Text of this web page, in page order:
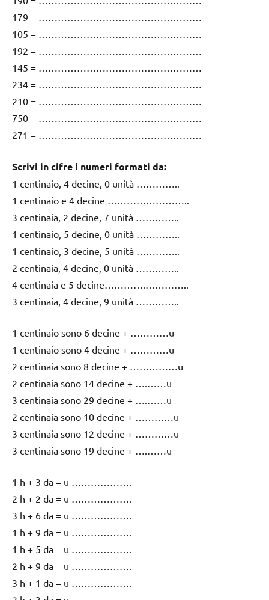
179 = ……………………………………………
105 = ……………………………………………
192 = ……………………………………………
145 = ……………………………………………
234 = ……………………………………………
210 = ……………………………………………
750 = ……………………………………………
271 = ……………………………………………
Scrivi in cifre i numeri formati da:
1 centinaio, 4 decine, 0 unità …………..
1 centinaio e 4 decine ……………………..
3 centinaia, 2 decine, 7 unità …………..
1 centinaio, 5 decine, 0 unità …………..
1 centinaio, 3 decine, 5 unità …………..
2 centinaia, 4 decine, 0 unità …………..
4 centinaia e 5 decine………….…………..
3 centinaia, 4 decine, 9 unità …………..
1 centinaio sono 6 decine + …………u
1 centinaio sono 4 decine + …………u
2 centinaia sono 8 decine + ……………u
2 centinaia sono 14 decine + ….……u
3 centinaia sono 29 decine + ….……u
2 centinaia sono 10 decine + …………u
3 centinaia sono 12 decine + …………u
3 centinaia sono 19 decine + ….……u
1 h + 3 da = u ……………….
2 h + 2 da = u ……………….
3 h + 6 da = u ……………….
1 h + 9 da = u ……………….
1 h + 5 da = u ……………….
2 h + 9 da = u ……………….
3 h + 1 da = u ……………….